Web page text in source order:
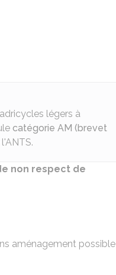
légers à
catégorie AM (brevet
ANTS.
non respect de
aménagement possible